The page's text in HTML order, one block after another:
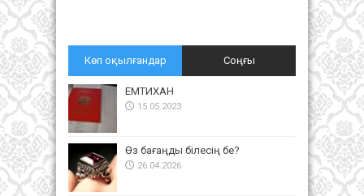
Көп оқылғандар Соңғы
ЕМТИХАН
15.05.2023
Өз бағаңды білесің бе?
26.04.2026